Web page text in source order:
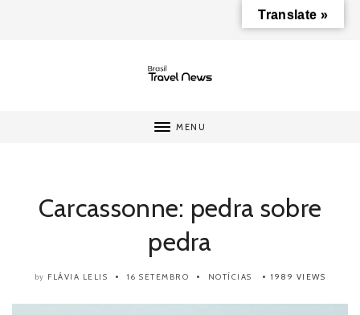
MENU
Carcassonne: pedra sobre
pedra
by FLÁVIA LELIS 16 SETEMBRO NOTÍCIAS 1989 VIEWS
Translate »